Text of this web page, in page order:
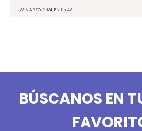
22 MARZO, 2024 EN 05:42
BÚSCANOS EN